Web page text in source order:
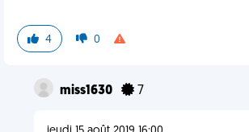
4 0
miss1630 7